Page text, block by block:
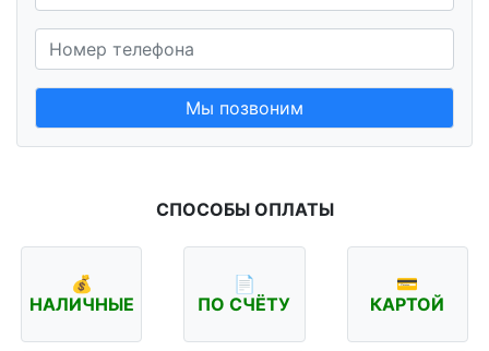
Мы позвоним
СПОСОБЫ ОПЛАТЫ
💰
НАЛИЧНЫЕ
📄
ПО СЧЁТУ
💳
КАРТОЙ